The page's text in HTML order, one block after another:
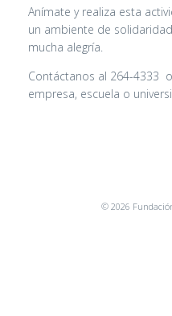
Anímate y realiza esta
un ambiente de
mucha alegría.
Contáctanos al 264-4333
empresa, escuela o
© 2026